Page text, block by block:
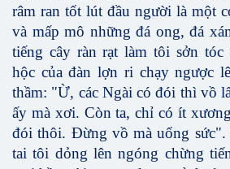
râm ran tốt lút đầu người là một
và mấp mô những đá ong, đá
tiếng cây ràn rạt làm tôi sởn
hộc của đàn lợn ri chạy ngược
thầm: "Ừ, các Ngài có đói thì vồ
ấy mà xơi. Còn ta, chỉ có ít
đói thôi. Đừng vồ mà uổng
tai tôi dỏng lên ngóng chừng